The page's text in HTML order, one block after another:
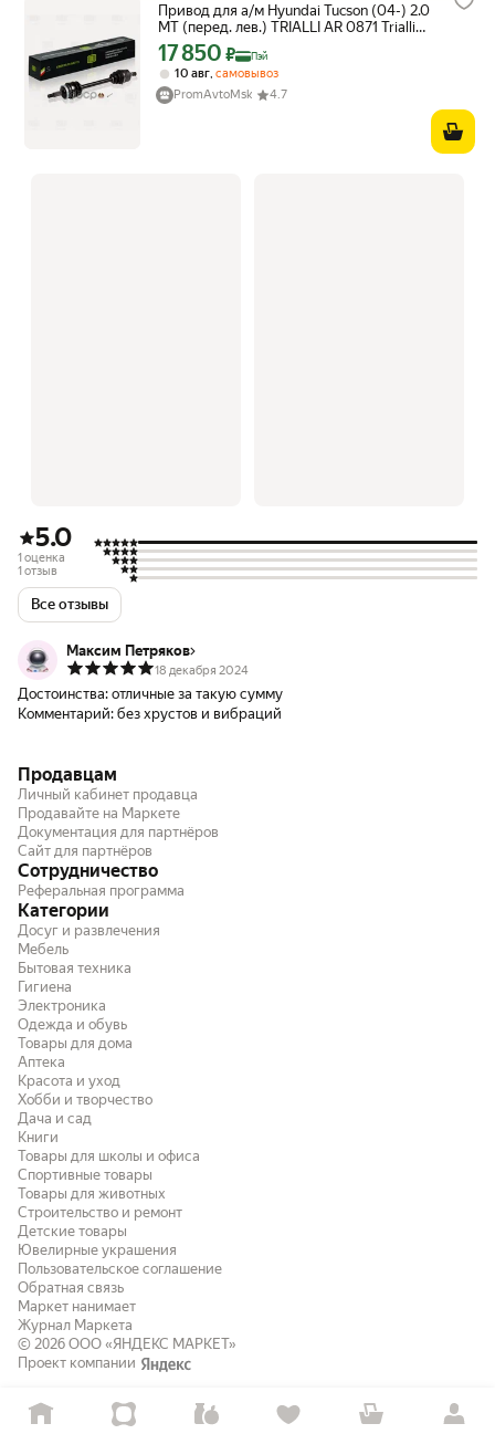
Привод для а/м Hyundai Tucson (04-) 2.0
MT (перед. лев.) TRIALLI AR 0871 Trialli
арт. AR 0871
Цена с картой Яндекс Пэй 17850 ₽ вместо
17 850 ₽ Пэй
10 авг, самовывоз
PromAvtoMsk
4.7
5.0
1 оценка
1 отзыв
Все отзывы
Максим Петряков
18 декабря 2024
Достоинства: отличные за такую сумму
Комментарий: без хрустов и вибраций
Продавцам
Личный кабинет продавца
Продавайте на Маркете
Документация для партнёров
Сайт для партнёров
Сотрудничество
Реферальная программа
Категории
Досуг и развлечения
Мебель
Бытовая техника
Гигиена
Электроника
Одежда и обувь
Товары для дома
Аптека
Красота и уход
Хобби и творчество
Дача и сад
Книги
Товары для школы и офиса
Спортивные товары
Товары для животных
Строительство и ремонт
Детские товары
Ювелирные украшения
Пользовательское соглашение
Обратная связь
Маркет нанимает
Журнал Маркета
© 2026 ООО «ЯНДЕКС МАРКЕТ»
Проект компании